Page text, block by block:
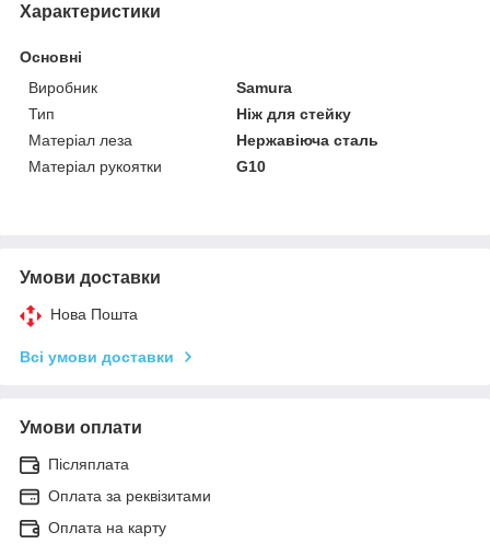
Характеристики
Основні
Виробник
Samura
Тип
Ніж для стейку
Матеріал леза
Нержавіюча сталь
Матеріал рукоятки
G10
Умови доставки
Нова Пошта
Всі умови доставки
Умови оплати
Післяплата
Оплата за реквізитами
Оплата на карту